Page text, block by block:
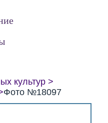
культур
Фото №18097